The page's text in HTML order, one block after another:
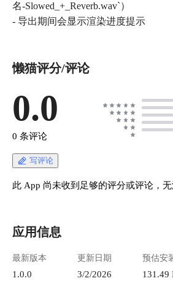
名-Slowed_+_Reverb.wav`）
懒猫评分/评论
0.0
0 条评论
写评论
此 App 尚未收到足够的评分或评论，无
应用信息
最新版本
1.0.0
更新日期
3/2/2026
预估安
131.49